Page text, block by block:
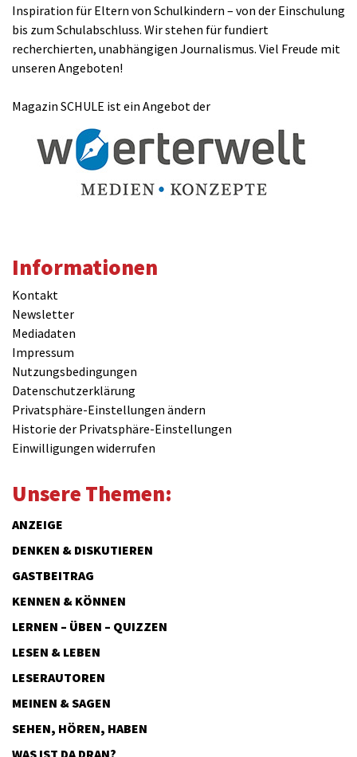
Inspiration für Eltern von Schulkindern – von der Einschulung
bis zum Schulabschluss. Wir stehen für fundiert
recherchierten, unabhängigen Journalismus. Viel Freude mit
unseren Angeboten!
Magazin SCHULE ist ein Angebot der
Informationen
Kontakt
Newsletter
Mediadaten
Impressum
Nutzungsbedingungen
Datenschutzerklärung
Privatsphäre-Einstellungen ändern
Historie der Privatsphäre-Einstellungen
Einwilligungen widerrufen
Unsere Themen:
ANZEIGE
DENKEN & DISKUTIEREN
GASTBEITRAG
KENNEN & KÖNNEN
LERNEN – ÜBEN – QUIZZEN
LESEN & LEBEN
LESERAUTOREN
MEINEN & SAGEN
SEHEN, HÖREN, HABEN